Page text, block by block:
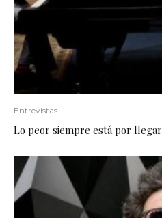
Entrevistas
Lo peor siempre está por llegar